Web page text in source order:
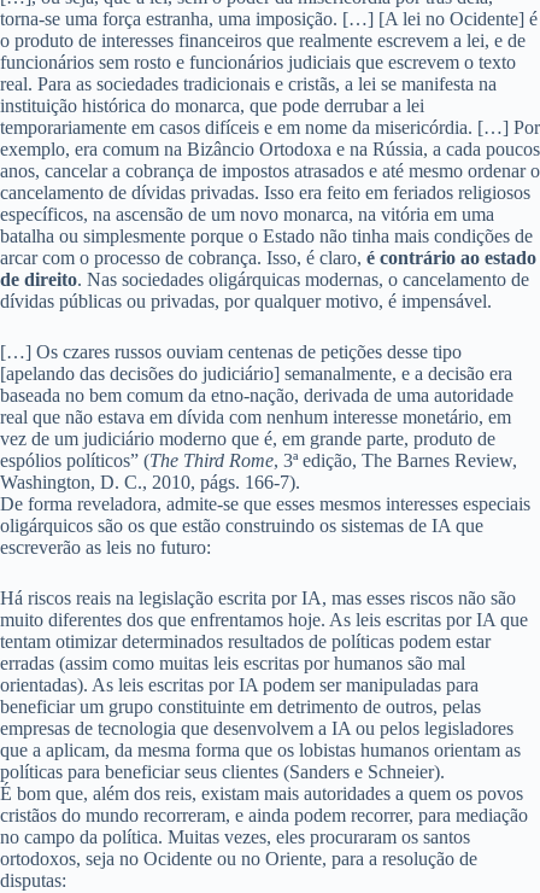
torna-se uma força estranha, uma imposição. […] [A lei no Ocidente] é
o produto de interesses financeiros que realmente escrevem a lei, e de
funcionários sem rosto e funcionários judiciais que escrevem o texto
real. Para as sociedades tradicionais e cristãs, a lei se manifesta na
instituição histórica do monarca, que pode derrubar a lei
temporariamente em casos difíceis e em nome da misericórdia. […] Por
exemplo, era comum na Bizâncio Ortodoxa e na Rússia, a cada poucos
anos, cancelar a cobrança de impostos atrasados e até mesmo ordenar o
cancelamento de dívidas privadas. Isso era feito em feriados religiosos
específicos, na ascensão de um novo monarca, na vitória em uma
batalha ou simplesmente porque o Estado não tinha mais condições de
arcar com o processo de cobrança. Isso, é claro, é contrário ao estado
de direito. Nas sociedades oligárquicas modernas, o cancelamento de
dívidas públicas ou privadas, por qualquer motivo, é impensável.
[…] Os czares russos ouviam centenas de petições desse tipo
[apelando das decisões do judiciário] semanalmente, e a decisão era
baseada no bem comum da etno-nação, derivada de uma autoridade
real que não estava em dívida com nenhum interesse monetário, em
vez de um judiciário moderno que é, em grande parte, produto de
espólios políticos” (The Third Rome, 3ª edição, The Barnes Review,
Washington, D. C., 2010, págs. 166-7).
De forma reveladora, admite-se que esses mesmos interesses especiais
oligárquicos são os que estão construindo os sistemas de IA que
escreverão as leis no futuro:
Há riscos reais na legislação escrita por IA, mas esses riscos não são
muito diferentes dos que enfrentamos hoje. As leis escritas por IA que
tentam otimizar determinados resultados de políticas podem estar
erradas (assim como muitas leis escritas por humanos são mal
orientadas). As leis escritas por IA podem ser manipuladas para
beneficiar um grupo constituinte em detrimento de outros, pelas
empresas de tecnologia que desenvolvem a IA ou pelos legisladores
que a aplicam, da mesma forma que os lobistas humanos orientam as
políticas para beneficiar seus clientes (Sanders e Schneier).
É bom que, além dos reis, existam mais autoridades a quem os povos
cristãos do mundo recorreram, e ainda podem recorrer, para mediação
no campo da política. Muitas vezes, eles procuraram os santos
ortodoxos, seja no Ocidente ou no Oriente, para a resolução de
disputas: